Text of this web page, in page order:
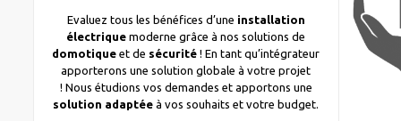
Evaluez tous les bénéfices d’une installation
électrique moderne grâce à nos solutions de
domotique et de sécurité ! En tant qu’intégrateur
apporterons une solution globale à votre projet
! Nous étudions vos demandes et apportons une
solution adaptéeà vos souhaits et votre budget.